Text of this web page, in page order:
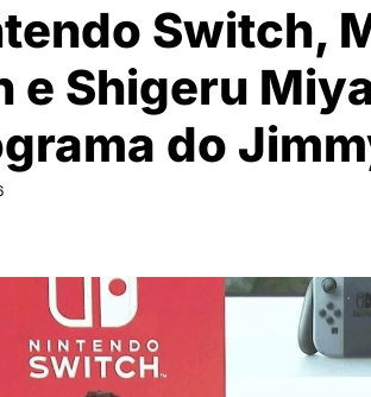
Switch,
e Shigeru
do